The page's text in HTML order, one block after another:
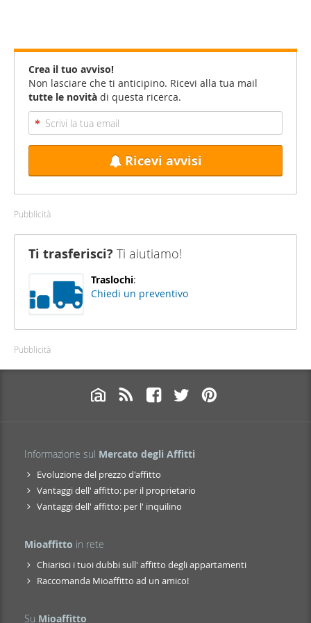
Crea il tuo avviso!
Non lasciare che ti anticipino. Ricevi alla tua mail
tutte le novità di questa ricerca.
Ricevi avvisi
Pubblicità
Ti trasferisci? Ti aiutiamo!
Traslochi:
Chiedi un preventivo
Pubblicità
Informazione sul Mercato degli Affitti
Evoluzione del prezzo d'affitto
Vantaggi dell' affitto: per il proprietario
Vantaggi dell' affitto: per l' inquilino
Mioaffitto in rete
Chiarisci i tuoi dubbi sull' affitto degli appartamenti
Raccomanda Mioaffitto ad un amico!
Su Mioaffitto